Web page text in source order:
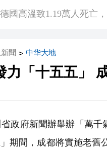
德國高溫致1.19萬人死亡
財經早報：銅價逼近歷史高
白德利：香港首個五年規
特朗普簽署總統令，對多
聞 > 中华大地
政府新聞辦舉辦「萬千
期間，成都將實施老舊